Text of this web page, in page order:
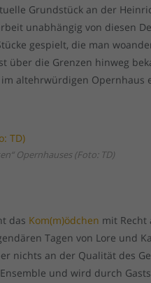
Grundstück an der
unabhängig von diesen
gespielt, die man
über die Grenzen hinweg
altehrwürdigen Opernhaus
Opernhauses (Foto: TD)
das Kom(m)ödchen mit
Tagen von Lore und
nichts an der Qualität des
und wird durch